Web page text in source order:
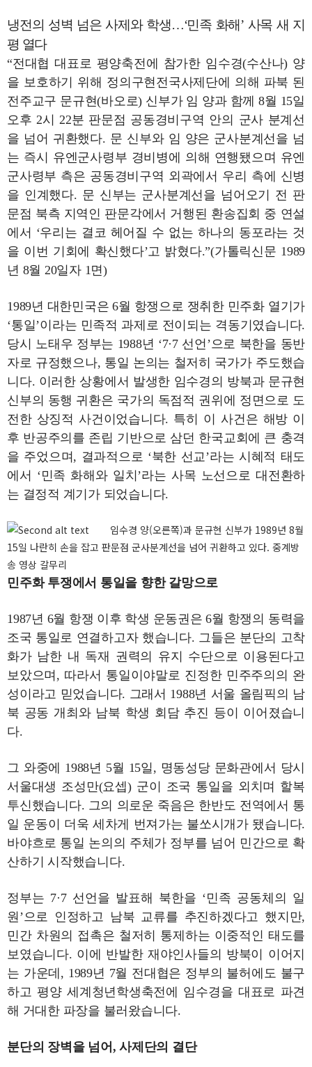
냉전의 성벽 넘은 사제와 학생…‘민족 화해’ 사목 새 지
평 열다
“전대협 대표로 평양축전에 참가한 임수경(수산나) 양
을 보호하기 위해 정의구현전국사제단에 의해 파북 된
전주교구 문규현(바오로) 신부가 임 양과 함께 8월 15일
오후 2시 22분 판문점 공동경비구역 안의 군사 분계선
을 넘어 귀환했다. 문 신부와 임 양은 군사분계선을 넘
는 즉시 유엔군사령부 경비병에 의해 연행됐으며 유엔
군사령부 측은 공동경비구역 외곽에서 우리 측에 신병
을 인계했다. 문 신부는 군사분계선을 넘어오기 전 판
문점 북측 지역인 판문각에서 거행된 환송집회 중 연설
에서 ‘우리는 결코 헤어질 수 없는 하나의 동포라는 것
을 이번 기회에 확신했다’고 밝혔다.”(가톨릭신문 1989
년 8월 20일자 1면)
1989년 대한민국은 6월 항쟁으로 쟁취한 민주화 열기가
‘통일’이라는 민족적 과제로 전이되는 격동기였습니다.
당시 노태우 정부는 1988년 ‘7·7 선언’으로 북한을 동반
자로 규정했으나, 통일 논의는 철저히 국가가 주도했습
니다. 이러한 상황에서 발생한 임수경의 방북과 문규현
신부의 동행 귀환은 국가의 독점적 권위에 정면으로 도
전한 상징적 사건이었습니다. 특히 이 사건은 해방 이
후 반공주의를 존립 기반으로 삼던 한국교회에 큰 충격
을 주었으며, 결과적으로 ‘북한 선교’라는 시혜적 태도
에서 ‘민족 화해와 일치’라는 사목 노선으로 대전환하
는 결정적 계기가 되었습니다.
임수경 양(오른쪽)과 문규현 신부가 1989년 8월
15일 나란히 손을 잡고 판문점 군사분계선을 넘어 귀환하고 있다. 중계방
송 영상 갈무리
민주화 투쟁에서 통일을 향한 갈망으로
1987년 6월 항쟁 이후 학생 운동권은 6월 항쟁의 동력을
조국 통일로 연결하고자 했습니다. 그들은 분단의 고착
화가 남한 내 독재 권력의 유지 수단으로 이용된다고
보았으며, 따라서 통일이야말로 진정한 민주주의의 완
성이라고 믿었습니다. 그래서 1988년 서울 올림픽의 남
북 공동 개최와 남북 학생 회담 추진 등이 이어졌습니
다.
그 와중에 1988년 5월 15일, 명동성당 문화관에서 당시
서울대생 조성만(요셉) 군이 조국 통일을 외치며 할복
투신했습니다. 그의 의로운 죽음은 한반도 전역에서 통
일 운동이 더욱 세차게 번져가는 불쏘시개가 됐습니다.
바야흐로 통일 논의의 주체가 정부를 넘어 민간으로 확
산하기 시작했습니다.
정부는 7·7 선언을 발표해 북한을 ‘민족 공동체의 일
원’으로 인정하고 남북 교류를 추진하겠다고 했지만,
민간 차원의 접촉은 철저히 통제하는 이중적인 태도를
보였습니다. 이에 반발한 재야인사들의 방북이 이어지
는 가운데, 1989년 7월 전대협은 정부의 불허에도 불구
하고 평양 세계청년학생축전에 임수경을 대표로 파견
해 거대한 파장을 불러왔습니다.
분단의 장벽을 넘어, 사제단의 결단